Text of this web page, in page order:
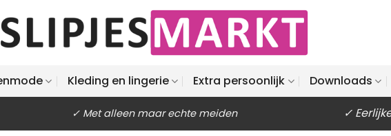
Kleding en lingerie Extra persoonlijk Downloads
✓ Met alleen maar echte meiden ✓